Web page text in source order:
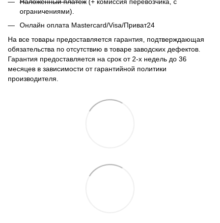
ограничениями).
Онлайн оплата Mastercard/Visa/Приват24
На все товары предоставляется гарантия, подтверждающая
обязательства по отсутствию в товаре заводских дефектов.
Гарантия предоставляется на срок от 2-х недель до 36
месяцев в зависимости от гарантийной политики
производителя.